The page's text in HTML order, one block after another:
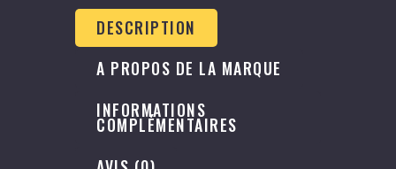
DESCRIPTION
A PROPOS DE LA MARQUE
INFORMATIONS
COMPLÉMENTAIRES